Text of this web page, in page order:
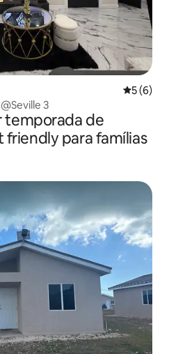
5 de
5 (6)
3
temporada de
para famílias